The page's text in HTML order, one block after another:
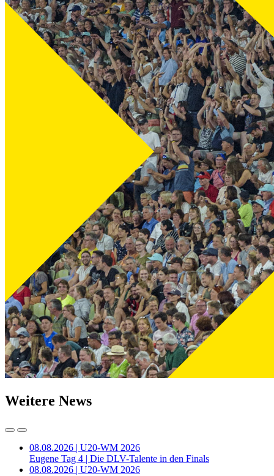
Weitere News
08.08.2026 | U20-WM 2026
Eugene Tag 4 | Die DLV-Talente in den Finals
08.08.2026 | U20-WM 2026